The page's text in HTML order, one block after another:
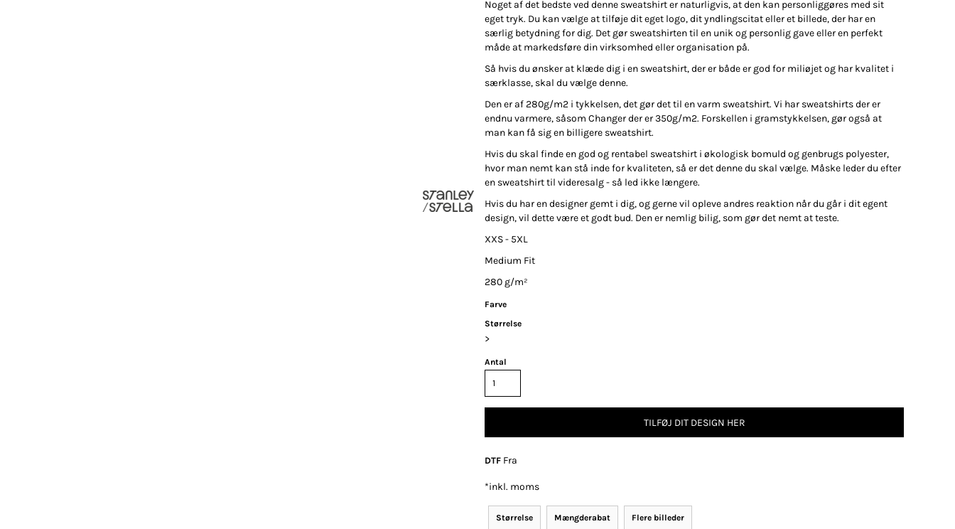
Noget af det bedste ved denne sweatshirt er naturligvis, at den kan personliggøres med sit
eget tryk. Du kan vælge at tilføje dit eget logo, dit yndlingscitat eller et billede, der har en
særlig betydning for dig. Det gør sweatshirten til en unik og personlig gave eller en perfekt
måde at markedsføre din virksomhed eller organisation på.
Så hvis du ønsker at klæde dig i en sweatshirt, der er både er god for miliøjet og har kvalitet i
særklasse, skal du vælge denne.
Den er af 280g/m2 i tykkelsen, det gør det til en varm sweatshirt. Vi har sweatshirts der er
endnu varmere, såsom Changer der er 350g/m2. Forskellen i gramstykkelsen, gør også at
man kan få sig en billigere sweatshirt.
Hvis du skal finde en god og rentabel sweatshirt i økologisk bomuld og genbrugs polyester,
hvor man nemt kan stå inde for kvaliteten, så er det denne du skal vælge. Måske leder du efter
en sweatshirt til videresalg - så led ikke længere.
Hvis du har en designer gemt i dig, og gerne vil opleve andres reaktion når du går i dit egent
design, vil dette være et godt bud. Den er nemlig bilig, som gør det nemt at teste.
XXS - 5XL
Medium Fit
280 g/m²
Farve
Størrelse
>
Antal
TILFØJ DIT DESIGN HER
DTF Fra
*inkl. moms
Størrelse Mængderabat Flere billeder
Selv-indleveret
Transfer)